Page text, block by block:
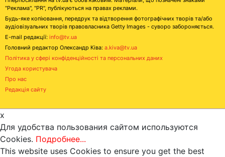
"Реклама", "PR", публікуються на правах реклами.
Будь-яке копіювання, передрук та відтворення фотографічних творів та/або
аудіовізуальних творів правовласника Getty Images - суворо забороняється.
E-mail редакції: info@tv.ua
Головний редактор Олександр Ківа: a.kiva@tv.ua
Політика у сфері конфіденційності та персональних даних
Угода користувача
Про нас
Редакція сайту
x
Для удобства пользования сайтом используются
Cookies. Подробнее...
This website uses Cookies to ensure you get the best